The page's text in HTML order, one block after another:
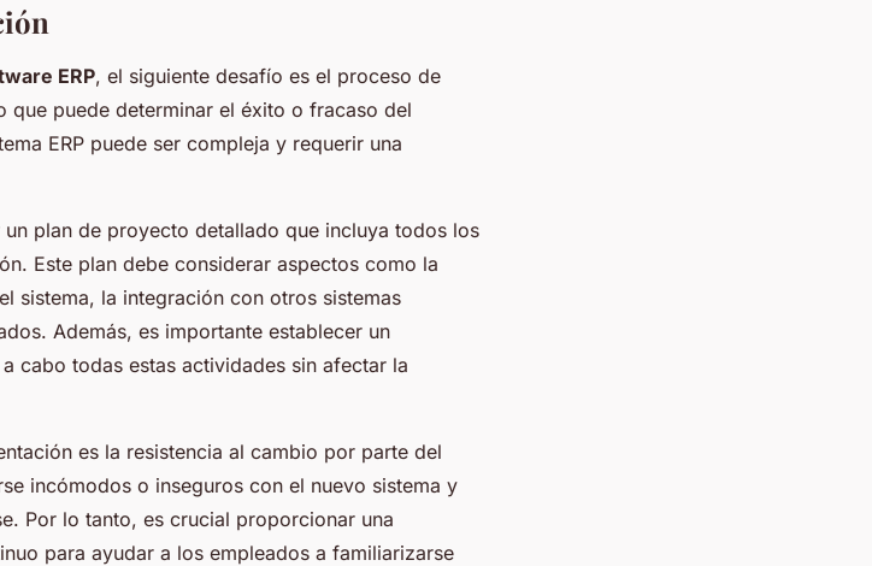
ERP, el siguiente desafío es el proceso de
que puede determinar el éxito o fracaso del
ERP puede ser compleja y requerir una
plan de proyecto detallado que incluya todos los
Este plan debe considerar aspectos como la
sistema, la integración con otros sistemas
Además, es importante establecer un
cabo todas estas actividades sin afectar la
es la resistencia al cambio por parte del
incómodos o inseguros con el nuevo sistema y
Por lo tanto, es crucial proporcionar una
para ayudar a los empleados a familiarizarse